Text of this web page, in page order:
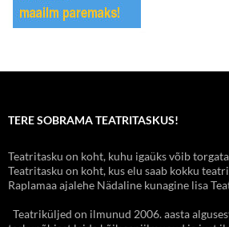
TERE SOBRAMA TEATRITASKUS!
Teatritasku on koht, kuhu igaüks võib
Teatritasku on koht, kus elu saab kokku
Raplamaa ajalehe Nädaline kunagine lisa
Teatriküljed on ilmunud 2006. aasta